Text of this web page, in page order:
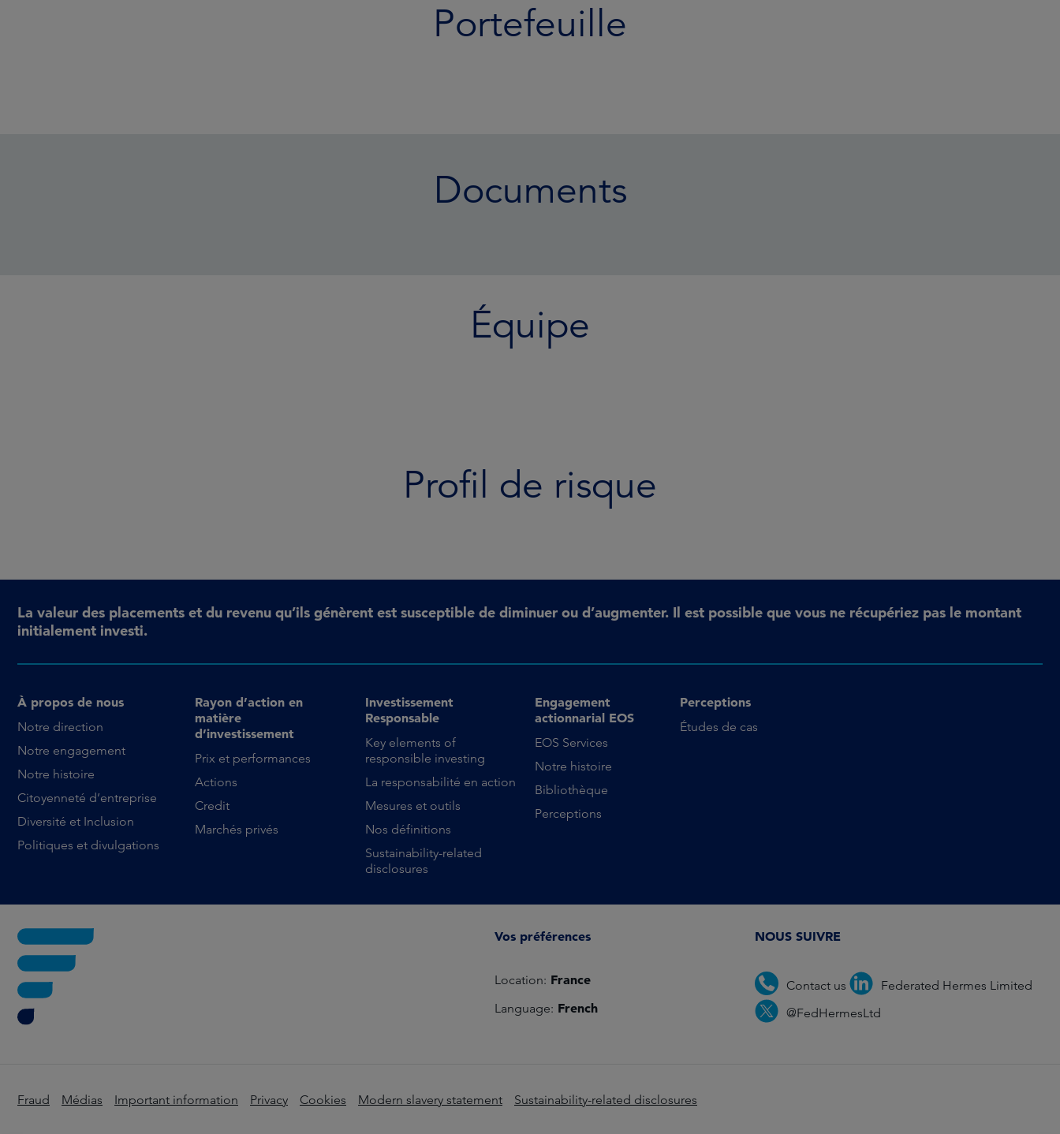
Portefeuille
Documents
Équipe
Profil de risque
La valeur des placements et du revenu qu’ils génèrent est susceptible de diminuer ou d’augmenter. Il est possible que vous ne récupériez pas le montant
initialement investi.
À propos de nous
Notre direction
Notre engagement
Notre histoire
Citoyenneté d’entreprise
Diversité et Inclusion
Politiques et divulgations
Rayon d’action en
matière
d’investissement
Prix et performances
Actions
Credit
Marchés privés
Investissement
Responsable
Key elements of
responsible investing
La responsabilité en action
Mesures et outils
Nos définitions
Sustainability-related
disclosures
Engagement
actionnarial EOS
EOS Services
Notre histoire
Bibliothèque
Perceptions
Perceptions
Études de cas
Vos préférences
Location: France
Language: French
NOUS SUIVRE
Contact us
Federated Hermes Limited
@FedHermesLtd
Fraud Médias Important information Privacy Cookies Modern slavery statement Sustainability-related disclosures